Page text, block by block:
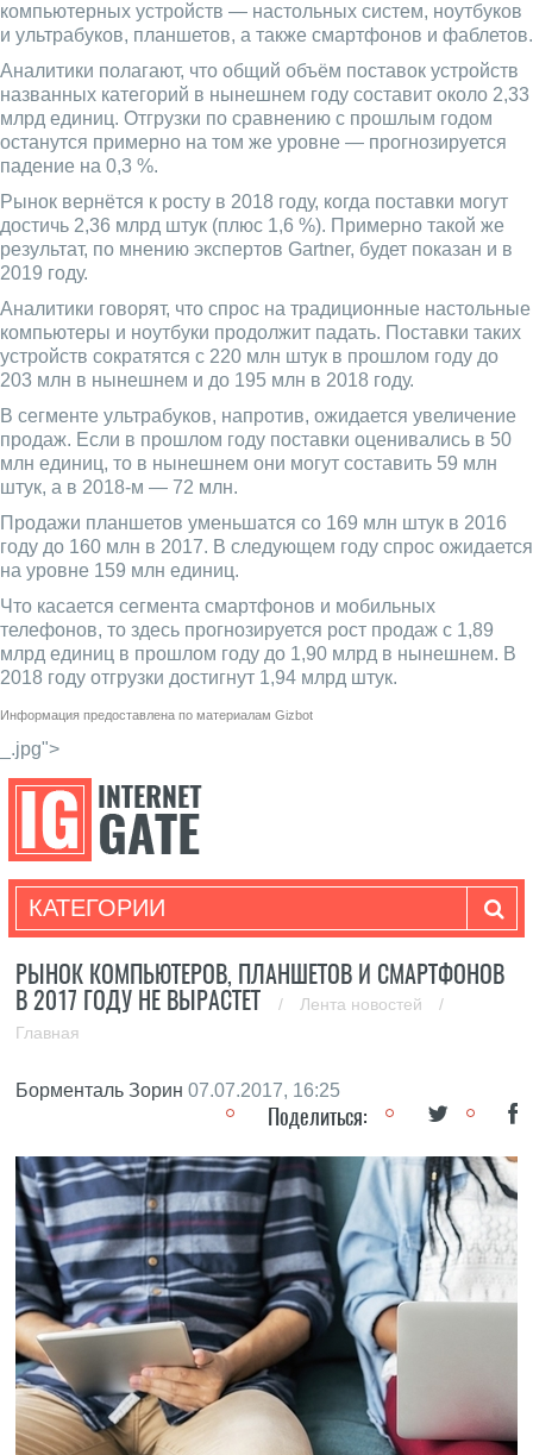
компьютерных устройств — настольных систем, ноутбуков
и ультрабуков, планшетов, а также смартфонов и фаблетов.
Аналитики полагают, что общий объём поставок устройств
названных категорий в нынешнем году составит около 2,33
млрд единиц. Отгрузки по сравнению с прошлым годом
останутся примерно на том же уровне — прогнозируется
падение на 0,3 %.
Рынок вернётся к росту в 2018 году, когда поставки могут
достичь 2,36 млрд штук (плюс 1,6 %). Примерно такой же
результат, по мнению экспертов Gartner, будет показан и в
2019 году.
Аналитики говорят, что спрос на традиционные настольные
компьютеры и ноутбуки продолжит падать. Поставки таких
устройств сократятся с 220 млн штук в прошлом году до
203 млн в нынешнем и до 195 млн в 2018 году.
В сегменте ультрабуков, напротив, ожидается увеличение
продаж. Если в прошлом году поставки оценивались в 50
млн единиц, то в нынешнем они могут составить 59 млн
штук, а в 2018-м — 72 млн.
Продажи планшетов уменьшатся со 169 млн штук в 2016
году до 160 млн в 2017. В следующем году спрос ожидается
на уровне 159 млн единиц.
Что касается сегмента смартфонов и мобильных
телефонов, то здесь прогнозируется рост продаж с 1,89
млрд единиц в прошлом году до 1,90 млрд в нынешнем. В
2018 году отгрузки достигнут 1,94 млрд штук.
Информация предоставлена по материалам Gizbot
_.jpg">
КАТЕГОРИИ
РЫНОК КОМПЬЮТЕРОВ, ПЛАНШЕТОВ И СМАРТФОНОВ
В 2017 ГОДУ НЕ ВЫРАСТЕТ
/ Лента новостей
/
Главная
Борменталь Зорин 07.07.2017, 16:25
Поделиться: